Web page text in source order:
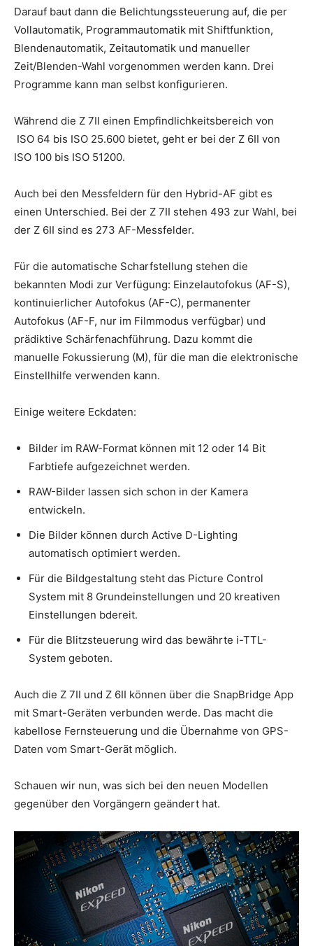
Darauf baut dann die Belichtungssteuerung auf, die per
Vollautomatik, Programmautomatik mit Shiftfunktion,
Blendenautomatik, Zeitautomatik und manueller
Zeit/Blenden-Wahl vorgenommen werden kann. Drei
Programme kann man selbst konfigurieren.
Während die Z 7II einen Empfindlichkeitsbereich von
ISO 64 bis ISO 25.600 bietet, geht er bei der Z 6II von
ISO 100 bis ISO 51200.
Auch bei den Messfeldern für den Hybrid-AF gibt es
einen Unterschied. Bei der Z 7II stehen 493 zur Wahl, bei
der Z 6II sind es 273 AF-Messfelder.
Für die automatische Scharfstellung stehen die
bekannten Modi zur Verfügung: Einzelautofokus (AF-S),
kontinuierlicher Autofokus (AF-C), permanenter
Autofokus (AF-F, nur im Filmmodus verfügbar) und
prädiktive Schärfenachführung. Dazu kommt die
manuelle Fokussierung (M), für die man die elektronische
Einstellhilfe verwenden kann.
Einige weitere Eckdaten:
Bilder im RAW-Format können mit 12 oder 14 Bit
Farbtiefe aufgezeichnet werden.
RAW-Bilder lassen sich schon in der Kamera
entwickeln.
Die Bilder können durch Active D-Lighting
automatisch optimiert werden.
Für die Bildgestaltung steht das Picture Control
System mit 8 Grundeinstellungen und 20 kreativen
Einstellungen bdereit.
Für die Blitzsteuerung wird das bewährte i-TTL-
System geboten.
Auch die Z 7II und Z 6II können über die SnapBridge App
mit Smart-Geräten verbunden werde. Das macht die
kabellose Fernsteuerung und die Übernahme von GPS-
Daten vom Smart-Gerät möglich.
Schauen wir nun, was sich bei den neuen Modellen
gegenüber den Vorgängern geändert hat.